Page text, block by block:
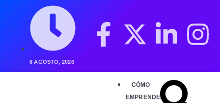
8 AGOSTO, 2026
CÓMO
EMPRENDER